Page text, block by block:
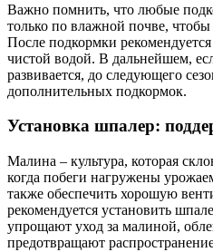
Важно помнить, что любые
только по влажной почве,
После подкормки
чистой водой. В дальнейшем,
развивается, до следующего
дополнительных подкормок.
Установка шпалер:
Малина – культура, которая
когда побеги нагружены
также обеспечить хорошую
рекомендуется установить
упрощают уход за малиной,
предотвращают